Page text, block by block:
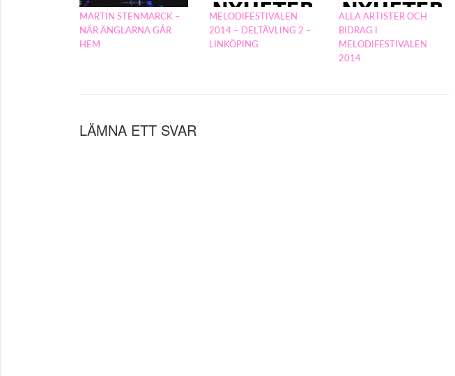
MARTIN STENMARCK –
NÄR ÄNGLARNA GÅR
HEM
MELODIFESTIVALEN
2014 – DELTÄVLING 2 –
LINKÖPING
ALLA ARTISTER OCH
BIDRAG I
MELODIFESTIVALEN
2014
LÄMNA ETT SVAR